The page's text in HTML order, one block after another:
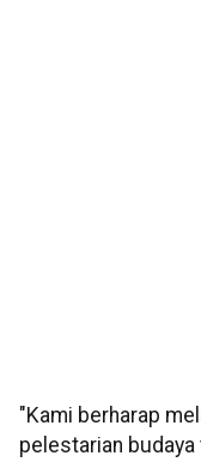
"Kami berharap
pelestarian